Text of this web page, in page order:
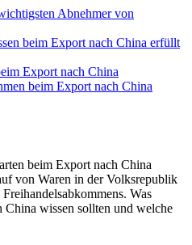
Abnehmer von
beim Export nach China erfüllt
Export nach China
beim Export nach China
beim Export nach China
von Waren in der Volksrepublik
Was
wissen sollten und welche